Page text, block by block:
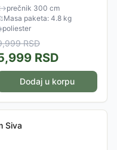
160 grama / m².
nosača je 3.8 cm.
Spuštanje...
prečnik 300 cm
Masa paketa: 4.8 kg
poliester
RSD
RSD
Dodaj u korpu
Siva